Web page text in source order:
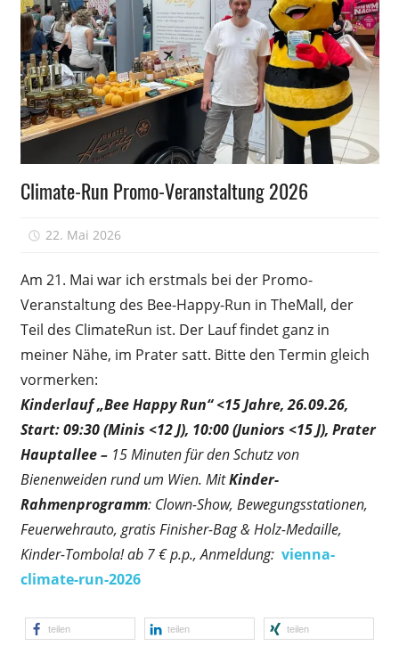
Wissen
Climate-Run Promo-Veranstaltung 2026
22. Mai 2026
Am 21. Mai war ich erstmals bei der Promo-
Veranstaltung des Bee-Happy-Run in TheMall, der
Teil des ClimateRun ist. Der Lauf findet ganz in
meiner Nähe, im Prater satt. Bitte den Termin gleich
vormerken:
Kinderlauf „Bee Happy Run“ <15 Jahre, 26.09.26,
Start: 09:30 (Minis <12 J), 10:00 (Juniors <15 J), Prater
Hauptallee – 15 Minuten für den Schutz von
Bienenweiden rund um Wien. MitKinder-
Rahmenprogramm: Clown-Show, Bewegungsstationen,
Feuerwehrauto, gratis Finisher-Bag & Holz-Medaille,
Kinder-Tombola! ab 7 € p.p., Anmeldung: vienna-
climate-run-2026
teilen teilen teilen